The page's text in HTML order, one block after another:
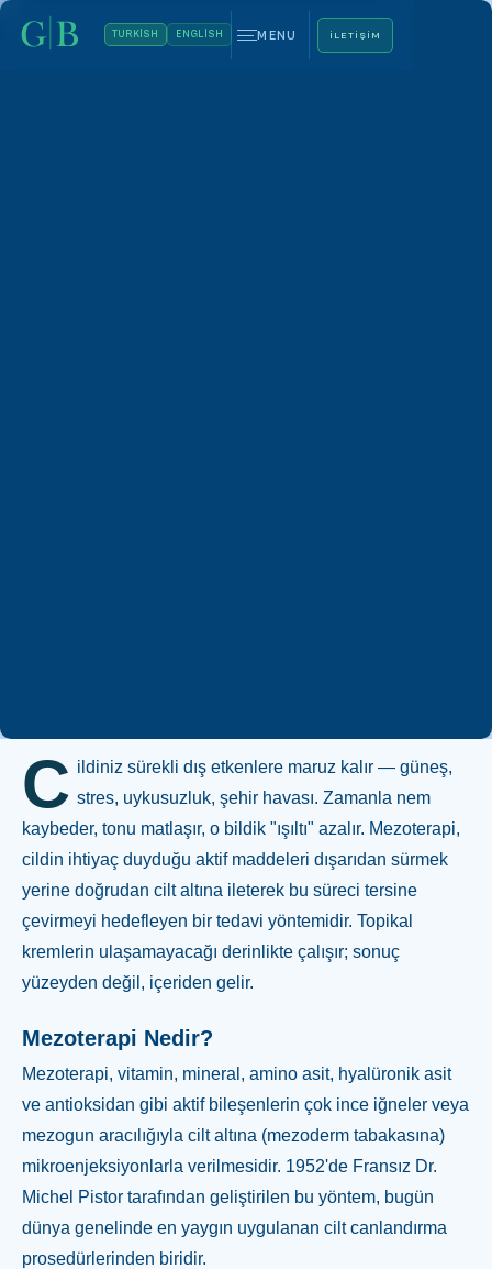
TURKISH ENGLISH MENU ILETIŞIM
C ildiniz sürekli dış etkenlere maruz kalır — güneş,
stres, uykusuzluk, şehir havası. Zamanla nem
kaybeder, tonu matlaşır, o bildik "ışıltı" azalır. Mezoterapi,
cildin ihtiyaç duyduğu aktif maddeleri dışarıdan sürmek
yerine doğrudan cilt altına ileterek bu süreci tersine
çevirmeyi hedefleyen bir tedavi yöntemidir. Topikal
kremlerin ulaşamayacağı derinlikte çalışır; sonuç
yüzeyden değil, içeriden gelir.
Mezoterapi Nedir?
Mezoterapi, vitamin, mineral, amino asit, hyalüronik asit
ve antioksidan gibi aktif bileşenlerin çok ince iğneler veya
mezogun aracılığıyla cilt altına (mezoderm tabakasına)
mikroenjeksiyonlarla verilmesidir. 1952'de Fransız Dr.
Michel Pistor tarafından geliştirilen bu yöntem, bugün
dünya genelinde en yaygın uygulanan cilt canlandırma
prosedürlerinden biridir.